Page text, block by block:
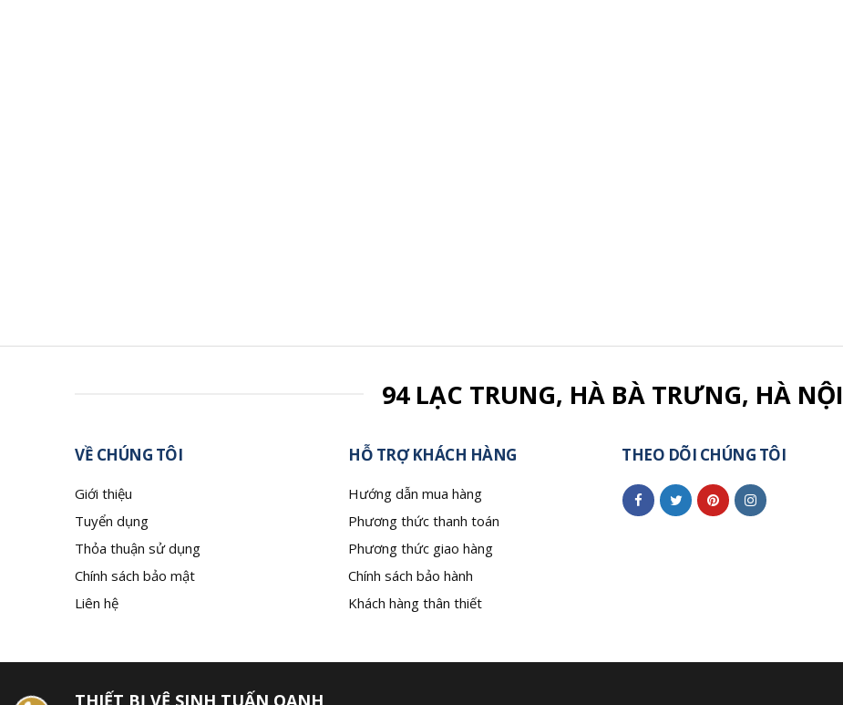
94 LẠC TRUNG, HÀ BÀ TRƯNG, HÀ NỘI
VỀ CHÚNG TÔI
Giới thiệu
Tuyển dụng
Thỏa thuận sử dụng
Chính sách bảo mật
Liên hệ
HỖ TRỢ KHÁCH HÀNG
Hướng dẫn mua hàng
Phương thức thanh toán
Phương thức giao hàng
Chính sách bảo hành
Khách hàng thân thiết
THEO DÕI CHÚNG TÔI
THIẾT BỊ VỆ SINH TUẤN OANH